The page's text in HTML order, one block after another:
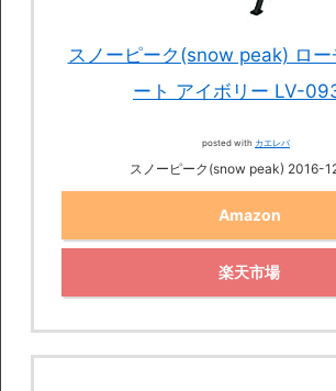
スノーピーク(snow peak) ロー
ート アイボリー LV-
posted with カエレバ
スノーピーク(snow peak) 2016-
Amazon
楽天市場